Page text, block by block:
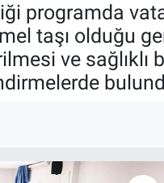
programda
taşı olduğu
ve sağlıklı